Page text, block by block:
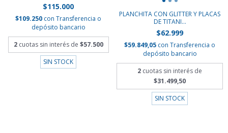
$115.000
$109.250 con Transferencia o
depósito bancario
2 cuotas sin interés de $57.500
SIN STOCK
PLANCHITA CON GLITTER Y PLACAS
DE TITANI...
$62.999
$59.849,05 con Transferencia o
depósito bancario
2 cuotas sin interés de
$31.499,50
SIN STOCK